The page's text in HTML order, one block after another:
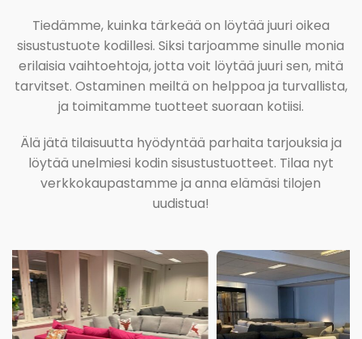
Tiedämme, kuinka tärkeää on löytää juuri oikea
sisustustuote kodillesi. Siksi tarjoamme sinulle monia
erilaisia vaihtoehtoja, jotta voit löytää juuri sen, mitä
tarvitset. Ostaminen meiltä on helppoa ja turvallista,
ja toimitamme tuotteet suoraan kotiisi.
Älä jätä tilaisuutta hyödyntää parhaita tarjouksia ja
löytää unelmiesi kodin sisustustuotteet. Tilaa nyt
verkkokaupastamme ja anna elämäsi tilojen
uudistua!